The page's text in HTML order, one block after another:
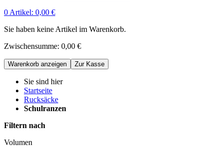
0 Artikel: 0,00 €
Sie haben keine Artikel im Warenkorb.
Zwischensumme: 0,00 €
Warenkorb anzeigen Zur Kasse
Sie sind hier
Startseite
Rucksäcke
Schulranzen
Filtern nach
Volumen